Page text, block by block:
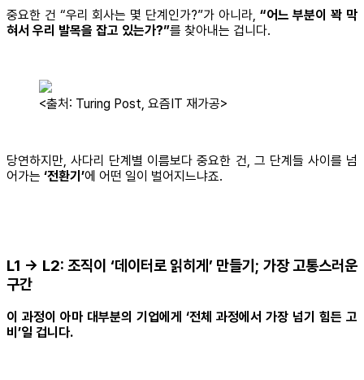
중요한 건 “우리 회사는 몇 단계인가?”가 아니라, “어느 부분이 꽉 막
혀서 우리 발목을 잡고 있는가?”를 찾아내는 겁니다.
<출처: Turing Post, 요즘IT 재가공>
당연하지만, 사다리 단계별 이름보다 중요한 건, 그 단계들 사이를 넘
어가는 ‘전환기’에 어떤 일이 벌어지느냐죠.
L1 → L2: 조직이 ‘데이터로 읽히게’ 만들기; 가장 고통스러운
구간
이 과정이 아마 대부분의 기업에게 ‘전체 과정에서 가장 넘기 힘든 고
비’일 겁니다.